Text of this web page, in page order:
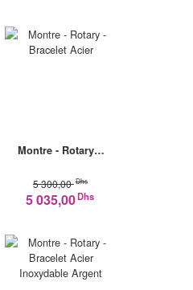
Montre - Rotary…
5 300,00Dhs
5 035,00Dhs